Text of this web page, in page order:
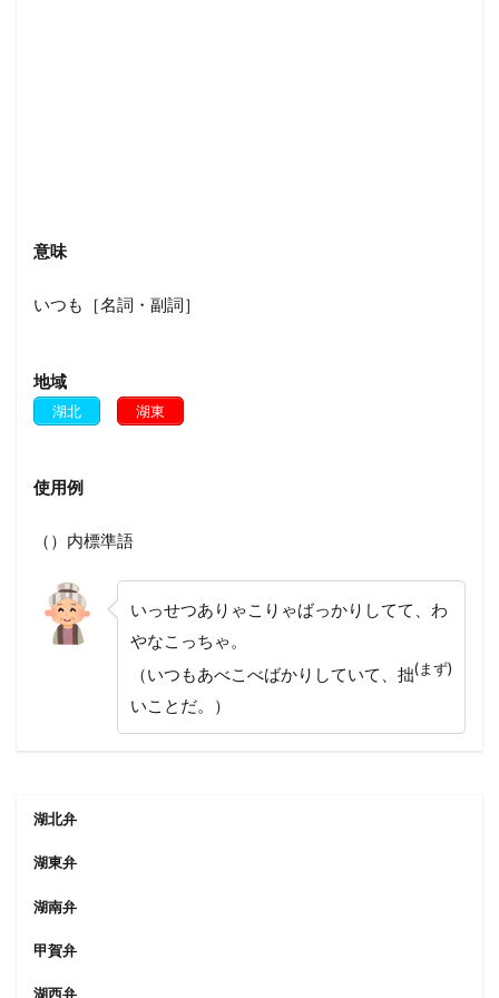
意味
いつも［名詞・副詞］
地域
湖北 湖東
使用例
（）内標準語
いっせつありゃこりゃばっかりしてて、わ
やなこっちゃ。
（いつもあべこべばかりしていて、拙(まず)
いことだ。）
湖北弁
湖東弁
湖南弁
甲賀弁
湖西弁